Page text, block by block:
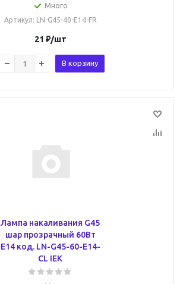
Много
Артикул: LN-G45-40-E14-FR
21 ₽/шт
В корзину
Лампа накаливания G45
шар прозрачный 60Вт
E14 код. LN-G45-60-E14-
CL IEK